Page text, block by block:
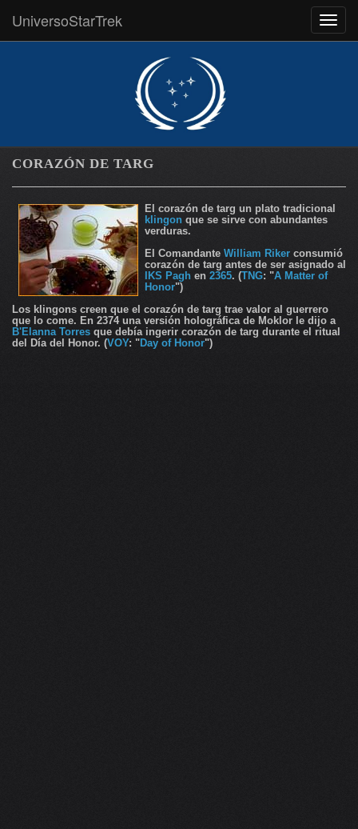
UniversoStarTrek
CORAZÓN DE TARG
El corazón de targ un plato tradicional
klingon que se sirve con abundantes
verduras.
El Comandante William Riker consumió
corazón de targ antes de ser asignado al
IKS Pagh en 2365. (TNG: "A Matter of
Honor")
Los klingons creen que el corazón de targ trae valor al guerrero
que lo come. En 2374 una versión holográfica de Moklor le dijo a
B'Elanna Torres que debía ingerir corazón de targ durante el ritual
del Día del Honor. (VOY: "Day of Honor")